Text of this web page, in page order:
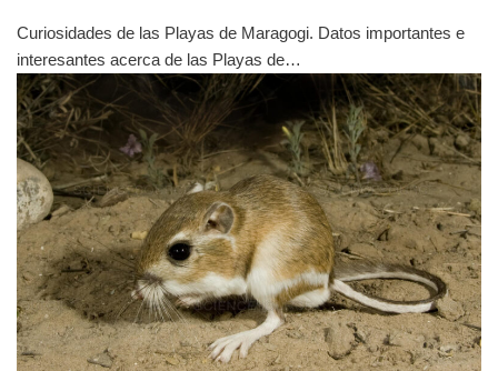
Curiosidades de las Playas de Maragogi. Datos importantes e
interesantes acerca de las Playas de…